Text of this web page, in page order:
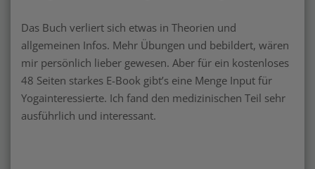
Das Buch verliert sich etwas in Theorien und
allgemeinen Infos. Mehr Übungen und bebildert, wären
mir persönlich lieber gewesen. Aber für ein kostenloses
48 Seiten starkes E-Book gibt’s eine Menge Input für
Yogainteressierte. Ich fand den medizinischen Teil sehr
ausführlich und interessant.